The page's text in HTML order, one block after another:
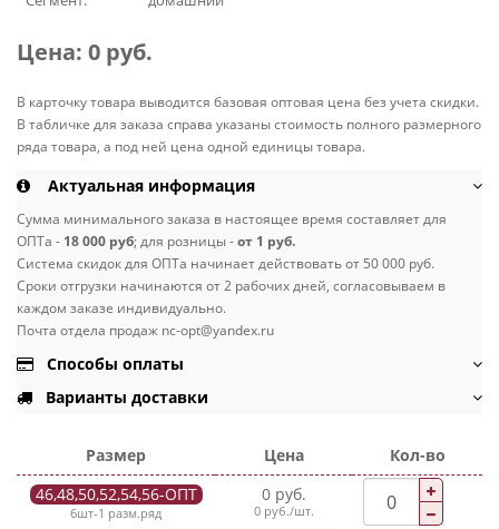
Цена: 0 руб.
В карточку товара выводится базовая оптовая цена без учета скидки.
В табличке для заказа справа указаны стоимость полного размерного
ряда товара, а под ней цена одной единицы товара.
Актуальная информация
Сумма минимального заказа в настоящее время составляет для
ОПТа - 18 000 руб; для розницы -от 1 руб.
Система скидок для ОПТа начинает действовать от 50 000 руб.
Сроки отгрузки начинаются от 2 рабочих дней, согласовываем в
каждом заказе индивидуально.
Почта отдела продаж nc-opt@yandex.ru
Способы оплаты
Варианты доставки
Размер Цена
Кол-во
46,48,50,52,54,56-ОПТ
6шт-1 разм.ряд
0 руб.
0 руб./шт.